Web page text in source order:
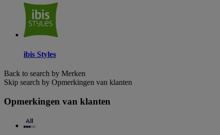
ibis Styles
Back to search by Merken
Skip search by Opmerkingen van klanten
Opmerkingen van klanten